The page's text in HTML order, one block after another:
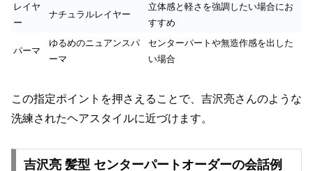
レイヤ
ー
ナチュラルレイヤー
立体感と軽さを強調したい場合にお
すすめ
パーマ
ゆるめのニュアンスパ
ーマ
センターパートや無造作感を出した
い場合
この指定ポイントを押さえることで、吉沢亮さんのような
洗練されたヘアスタイルに近づけます。
吉沢亮 髪型 センターパートオーダーの会話例